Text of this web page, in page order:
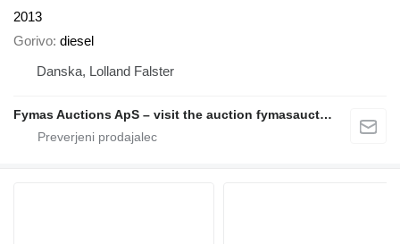
2013
Gorivo diesel
Danska, Lolland Falster
Fymas Auctions ApS – visit the auction fymasauctions.dk